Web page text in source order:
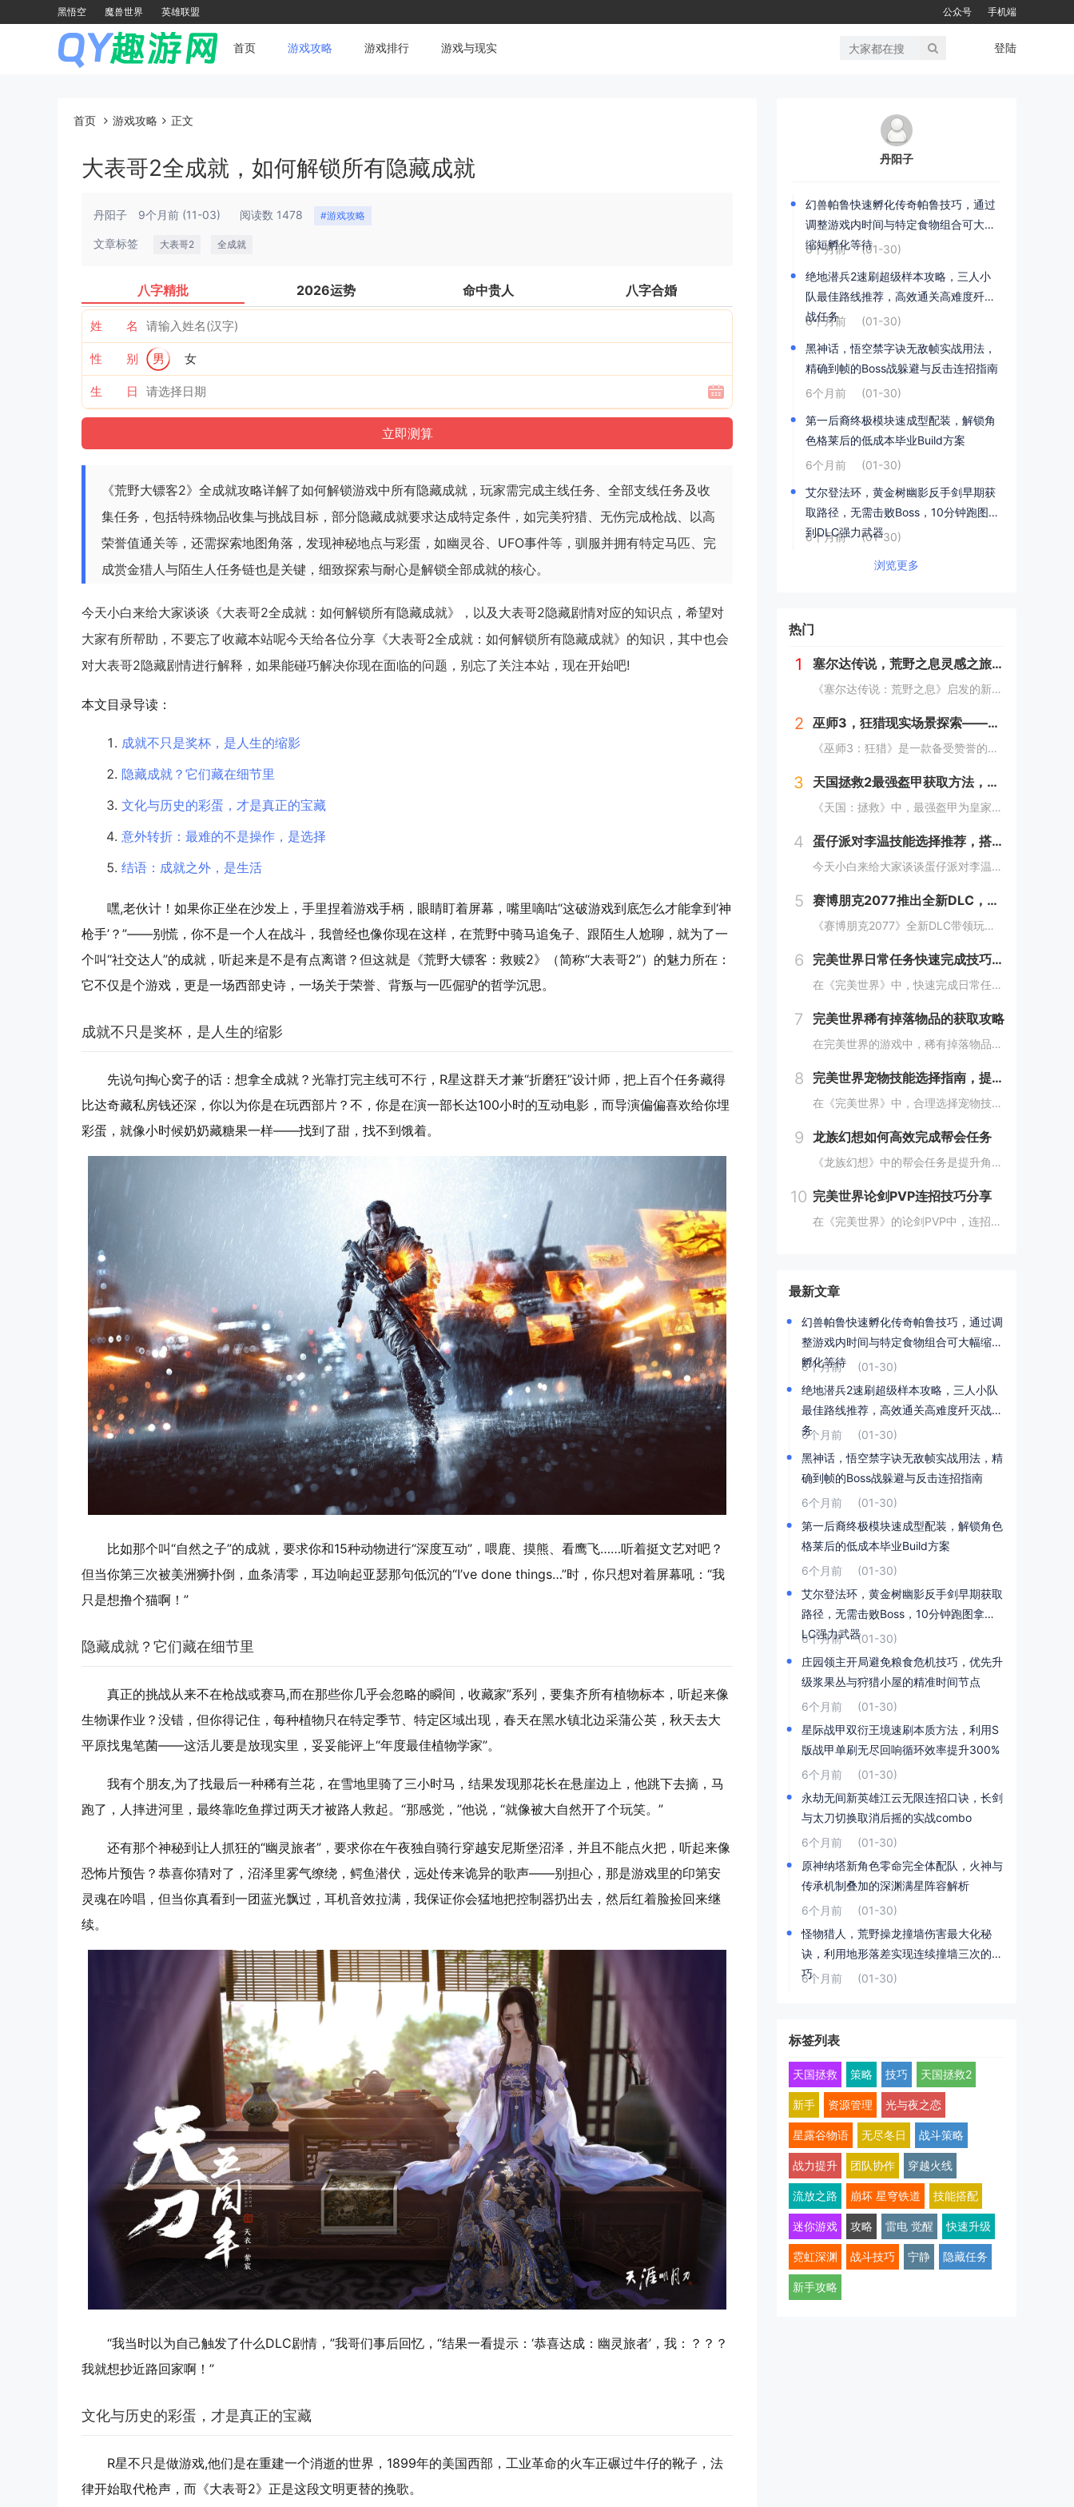
黑悟空 魔兽世界 英雄联盟 公众号 手机端
首页 游戏攻略 游戏排行 游戏与现实 登陆
首页 游戏攻略 正文
大表哥2全成就，如何解锁所有隐藏成就
丹阳子 9个月前 (11-03) 阅读数 1478 #游戏攻略
文章标签 大表哥2 全成就
八字精批 2026运势 命中贵人 八字合婚
姓 名
性 别 男 女
生 日
《荒野大镖客2》全成就攻略详解了如何解锁游戏中所有隐藏成就，玩家需完成主线任务、全部支线任务及收
集任务，包括特殊物品收集与挑战目标，部分隐藏成就要求达成特定条件，如完美狩猎、无伤完成枪战、以高
荣誉值通关等，还需探索地图角落，发现神秘地点与彩蛋，如幽灵谷、UFO事件等，驯服并拥有特定马匹、完
成赏金猎人与陌生人任务链也是关键，细致探索与耐心是解锁全部成就的核心。
今天小白来给大家谈谈《大表哥2全成就：如何解锁所有隐藏成就》，以及大表哥2隐藏剧情对应的知识点，希望对
大家有所帮助，不要忘了收藏本站呢今天给各位分享《大表哥2全成就：如何解锁所有隐藏成就》的知识，其中也会
对大表哥2隐藏剧情进行解释，如果能碰巧解决你现在面临的问题，别忘了关注本站，现在开始吧!
本文目录导读：
成就不只是奖杯，是人生的缩影
隐藏成就？它们藏在细节里
文化与历史的彩蛋，才是真正的宝藏
意外转折：最难的不是操作，是选择
结语：成就之外，是生活
嘿,老伙计！如果你正坐在沙发上，手里捏着游戏手柄，眼睛盯着屏幕，嘴里嘀咕“这破游戏到底怎么才能拿到‘神
枪手’？”——别慌，你不是一个人在战斗，我曾经也像你现在这样，在荒野中骑马追兔子、跟陌生人尬聊，就为了一
个叫“社交达人”的成就，听起来是不是有点离谱？但这就是《荒野大镖客：救赎2》（简称“大表哥2”）的魅力所在：
它不仅是个游戏，更是一场西部史诗，一场关于荣誉、背叛与一匹倔驴的哲学沉思。
成就不只是奖杯，是人生的缩影
先说句掏心窝子的话：想拿全成就？光靠打完主线可不行，R星这群天才兼“折磨狂”设计师，把上百个任务藏得
比达奇藏私房钱还深，你以为你是在玩西部片？不，你是在演一部长达100小时的互动电影，而导演偏偏喜欢给你埋
彩蛋，就像小时候奶奶藏糖果一样——找到了甜，找不到饿着。
比如那个叫“自然之子”的成就，要求你和15种动物进行“深度互动”，喂鹿、摸熊、看鹰飞……听着挺文艺对吧？
但当你第三次被美洲狮扑倒，血条清零，耳边响起亚瑟那句低沉的“I’ve done things…”时，你只想对着屏幕吼：“我
只是想撸个猫啊！”
隐藏成就？它们藏在细节里
真正的挑战从来不在枪战或赛马,而在那些你几乎会忽略的瞬间，收藏家”系列，要集齐所有植物标本，听起来像
生物课作业？没错，但你得记住，每种植物只在特定季节、特定区域出现，春天在黑水镇北边采蒲公英，秋天去大
平原找鬼笔菌——这活儿要是放现实里，妥妥能评上“年度最佳植物学家”。
我有个朋友,为了找最后一种稀有兰花，在雪地里骑了三小时马，结果发现那花长在悬崖边上，他跳下去摘，马
跑了，人摔进河里，最终靠吃鱼撑过两天才被路人救起。“那感觉，”他说，“就像被大自然开了个玩笑。”
还有那个神秘到让人抓狂的“幽灵旅者”，要求你在午夜独自骑行穿越安尼斯堡沼泽，并且不能点火把，听起来像
恐怖片预告？恭喜你猜对了，沼泽里雾气缭绕，鳄鱼潜伏，远处传来诡异的歌声——别担心，那是游戏里的印第安
灵魂在吟唱，但当你真看到一团蓝光飘过，耳机音效拉满，我保证你会猛地把控制器扔出去，然后红着脸捡回来继
续。
“我当时以为自己触发了什么DLC剧情，”我哥们事后回忆，“结果一看提示：‘恭喜达成：幽灵旅者’，我：？？？
我就想抄近路回家啊！”
文化与历史的彩蛋，才是真正的宝藏
R星不只是做游戏,他们是在重建一个消逝的世界，1899年的美国西部，工业革命的火车正碾过牛仔的靴子，法
律开始取代枪声，而《大表哥2》正是这段文明更替的挽歌。
丹阳子
幻兽帕鲁快速孵化传奇帕鲁技巧，通过
调整游戏内时间与特定食物组合可大幅
缩短孵化等待
6个月前
(01-30)
绝地潜兵2速刷超级样本攻略，三人小
队最佳路线推荐，高效通关高难度歼灭
战任务
6个月前
(01-30)
黑神话，悟空禁字诀无敌帧实战用法，
精确到帧的Boss战躲避与反击连招指南
6个月前
(01-30)
第一后裔终极模块速成型配装，解锁角
色格莱后的低成本毕业Build方案
6个月前
(01-30)
艾尔登法环，黄金树幽影反手剑早期获
取路径，无需击败Boss，10分钟跑图拿
到DLC强力武器
6个月前 (01-30)
浏览更多
热门
1 塞尔达传说，荒野之息灵感之旅——新西兰南岛峡湾探秘与荒野生存体验
《塞尔达传说：荒野之息》启发的新西兰南岛之旅，探索了其壮丽的自然风光与荒野生存体验。在峡湾国家公园，你将亲历游戏般的奇妙景色，从镜面般的湖泊、雄伟的山脉到神秘的森林，每一处都仿佛是游戏中的场景再现。你可以参与野外生存活动，学习采集、搭建庇护...
2 巫师3，狂猎现实场景探索——波兰的梅德韦德堡与温特堡城堡的奇幻之旅
《巫师3：狂猎》是一款备受赞誉的角色扮演游戏，其现实中的灵感来源之一是波兰的梅德韦德堡和温特堡城堡。这两处地点以其独特的中世纪建筑风格和壮丽的自然风光，为游戏营造了奇幻而真实的背景。梅德韦德堡位于波兰南部，拥有悠久的历史和神秘氛围；而温特堡...
3 天国拯救2最强盔甲获取方法，全套装位置一览
《天国：拯救》中，最强盔甲为皇家骑士盔甲，获取较为复杂。首先需完成“皇家侍卫”任务线，帮助亨利成为国王的私人护卫。之后，在王宫内找到盔甲的具体位置，通常藏于密室或特定房间。完成相关任务后，玩家可获得这套顶级装备，大幅提升防御力和战斗能力。游...
4 蛋仔派对李温技能选择推荐，搭配出最佳套路
今天小白来给大家谈谈蛋仔派对李温技能选择推荐，搭配出最佳套路，以及蛋仔派对攻略对应的知识点，希望对大家有所帮助，不要忘了收藏本站呢今天给各位分享蛋仔派对李温技能选择推荐，搭配出最佳套路的知识，其中也会对蛋仔派对攻略进行解释，如果能碰巧解决你...
5 赛博朋克2077推出全新DLC，探索未来城市的秘密和新任务
《赛博朋克2077》全新DLC带领玩家深入未来城市，揭示隐藏的秘密并开启一系列新任务。在这一扩展内容中，玩家将有机会探索更多未知区域，体验丰富多彩的剧情，与全新角色互动，进一步丰富游戏世界的沉浸感与可玩性。今天小白来给大家谈谈《赛博朋克20...
6 完美世界日常任务快速完成技巧，轻松获取丰厚奖励
在《完美世界》中，快速完成日常任务不仅能节省时间，还能确保玩家获得丰厚的奖励。合理规划任务路线，优先选择高经验值和金币奖励的任务。利用双倍经验时间进行任务，可以事半功倍。组队完成任务效率更高，特别是对于需要击败强大敌人的任务。不要忘记使用游...
7 完美世界稀有掉落物品的获取攻略
在完美世界的游戏中，稀有掉落物品是玩家追求的目标之一。这些物品通常只能通过特定的活动、副本或怪物获得，且掉落率极低。为了提高获取几率，玩家可以组队参与高难度副本，多次挑战以增加机会；参加限时活动，如节日庆典和特殊任务，这些活动往往会有额外奖...
8 完美世界宠物技能选择指南，提高宠物实力的技巧
在《完美世界》中，合理选择宠物技能是提升宠物实力的关键。优先考虑增强宠物基础属性的技能，如攻击、防御和生命值。根据宠物类型和定位，选择合适的主动或被动技能，如控制、辅助或输出技能。利用宠物技能书升级技能等级，以及通过宠物合成功能优化技能组合...
9 龙族幻想如何高效完成帮会任务
《龙族幻想》中的帮会任务是提升角色实力和获得丰厚奖励的重要途径。要高效完成帮会任务，首先需要合理安排时间，选择高效率的任务组合，如组队完成副本或集体参与帮会活动。利用好帮会资源，如经验药水、加速道具等，可以显著提高任务完成速度。积极与帮会成...
10 完美世界论剑PVP连招技巧分享
在《完美世界》的论剑PVP中，连招技巧是取胜的关键。玩家需熟练掌握角色技能的释放顺序与时机，利用控制技能打断对手的攻击节奏，同时保持自身技能的连贯性。合理利用地形和位移技能，可以有效躲避敌方攻击，创造反击机会。了解并针对不同职业的特点制定策...
最新文章
幻兽帕鲁快速孵化传奇帕鲁技巧，通过调
整游戏内时间与特定食物组合可大幅缩短
孵化等待
6个月前
(01-30)
绝地潜兵2速刷超级样本攻略，三人小队
最佳路线推荐，高效通关高难度歼灭战任
务
6个月前
(01-30)
黑神话，悟空禁字诀无敌帧实战用法，精
确到帧的Boss战躲避与反击连招指南
6个月前
(01-30)
第一后裔终极模块速成型配装，解锁角色
格莱后的低成本毕业Build方案
6个月前
(01-30)
艾尔登法环，黄金树幽影反手剑早期获取
路径，无需击败Boss，10分钟跑图拿到D
LC强力武器
6个月前
(01-30)
庄园领主开局避免粮食危机技巧，优先升
级浆果丛与狩猎小屋的精准时间节点
6个月前
(01-30)
星际战甲双衍王境速刷本质方法，利用S
版战甲单刷无尽回响循环效率提升300%
6个月前
(01-30)
永劫无间新英雄江云无限连招口诀，长剑
与太刀切换取消后摇的实战combo
6个月前
(01-30)
原神纳塔新角色零命完全体配队，火神与
传承机制叠加的深渊满星阵容解析
6个月前
(01-30)
怪物猎人，荒野操龙撞墙伤害最大化秘
诀，利用地形落差实现连续撞墙三次的技
巧
6个月前 (01-30)
标签列表
天国拯救 策略 技巧 天国拯救2
新手 资源管理 光与夜之恋
星露谷物语 无尽冬日 战斗策略
战力提升 团队协作 穿越火线
流放之路 崩坏 星穹铁道 技能搭配
迷你游戏 攻略 雷电 觉醒 快速升级
霓虹深渊 战斗技巧 宁静 隐藏任务
新手攻略